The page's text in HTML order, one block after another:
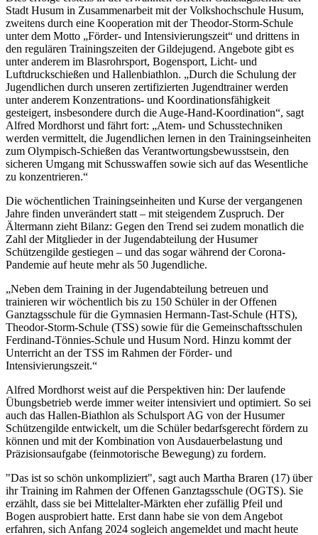
Stadt Husum in Zusammenarbeit mit der Volkshochschule Husum,
zweitens durch eine Kooperation mit der Theodor-Storm-Schule
unter dem Motto „Förder- und Intensivierungszeit“ und drittens in
den regulären Trainingszeiten der Gildejugend. Angebote gibt es
unter anderem im Blasrohrsport, Bogensport, Licht- und
Luftdruckschießen und Hallenbiathlon. „Durch die Schulung der
Jugendlichen durch unseren zertifizierten Jugendtrainer werden
unter anderem Konzentrations- und Koordinationsfähigkeit
gesteigert, insbesondere durch die Auge-Hand-Koordination“, sagt
Alfred Mordhorst und fährt fort: „Atem- und Schusstechniken
werden vermittelt, die Jugendlichen lernen in den Trainingseinheiten
zum Olympisch-Schießen das Verantwortungsbewusstsein, den
sicheren Umgang mit Schusswaffen sowie sich auf das Wesentliche
zu konzentrieren.“
Die wöchentlichen Trainingseinheiten und Kurse der vergangenen
Jahre finden unverändert statt – mit steigendem Zuspruch. Der
Ältermann zieht Bilanz: Gegen den Trend sei zudem monatlich die
Zahl der Mitglieder in der Jugendabteilung der Husumer
Schützengilde gestiegen – und das sogar während der Corona-
Pandemie auf heute mehr als 50 Jugendliche.
„Neben dem Training in der Jugendabteilung betreuen und
trainieren wir wöchentlich bis zu 150 Schüler in der Offenen
Ganztagsschule für die Gymnasien Hermann-Tast-Schule (HTS),
Theodor-Storm-Schule (TSS) sowie für die Gemeinschaftsschulen
Ferdinand-Tönnies-Schule und Husum Nord. Hinzu kommt der
Unterricht an der TSS im Rahmen der Förder- und
Intensivierungszeit.“
Alfred Mordhorst weist auf die Perspektiven hin: Der laufende
Übungsbetrieb werde immer weiter intensiviert und optimiert. So sei
auch das Hallen-Biathlon als Schulsport AG von der Husumer
Schützengilde entwickelt, um die Schüler bedarfsgerecht fördern zu
können und mit der Kombination von Ausdauerbelastung und
Präzisionsaufgabe (feinmotorische Bewegung) zu fordern.
"Das ist so schön unkompliziert", sagt auch Martha Braren (17) über
ihr Training im Rahmen der Offenen Ganztagsschule (OGTS). Sie
erzählt, dass sie bei Mittelalter-Märkten eher zufällig Pfeil und
Bogen ausprobiert hatte. Erst dann habe sie von dem Angebot
erfahren, sich Anfang 2024 sogleich angemeldet und macht heute